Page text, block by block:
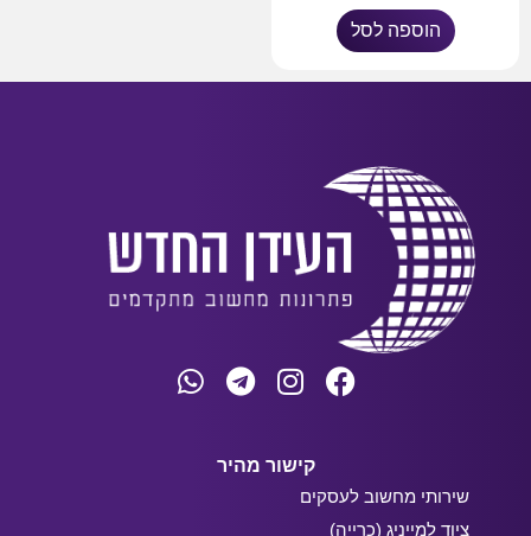
הוספה לסל
קישור מהיר
שירותי מחשוב לעסקים
ציוד למייניג (כרייה)